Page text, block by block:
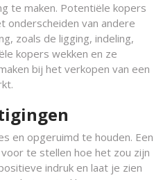
te maken. Potentiële kopers
onderscheiden van andere
zoals de ligging, indeling,
kopers wekken en ze
bij het verkopen van een
en opgeruimd te houden. Een
te stellen hoe het zou zijn
indruk en laat je zien